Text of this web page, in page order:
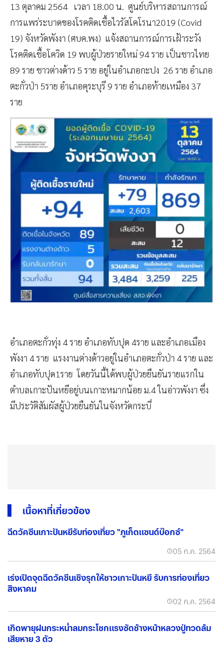
13 ตุลาคม 2564 เวลา 18.00 น. ศูนย์บริหารสถานการณ์
การแพร่ระบาดของโรคติดเชื้อไวรัสโคโรนา2019 (Covid
19) จังหวัดพังงา (ศบค.พง) แจ้งสถานการณ์การเฝ้าระวัง
โรคติดเชื้อโควิด 19 พบผู้ป่วยรายใหม่ 94 ราย เป็นชาวไทย
89 ราย ชาวต่างด้าว 5 ราย อยู่ในอำเภอกะปง 26 ราย อำเภอ
ตะกั่วป่า 5ราย อำเภอคุระบุรี 9 ราย อำเภอท้ายเหมือง 37
ราย
อำเภอตะกั่วทุ่ง 4 ราย อำเภอทับปุด 4ราย และอำเภอเมือง
พังงา 4 ราย แรงงานต่างด้าวอยู่ในอำเภอตะกั่วป่า 4 ราย และ
อำเภอทับปุด1ราย โดยวันนี้ได้พบผู้ป่วยยืนยันรายแรกใน
ตำบลเกาะปันหยีอยู่บนเกาะหมากน้อย ม.4 ในอ่าวพังงา ซึ่ง
มีประวัติสัมผัสผู้ป่วยยืนยันในจังหวัดกระบี่
เนื้อหาที่เกี่ยวข้อง
ฉีดวัคซีนเกาะปันหยีรับท่องเที่ยว "ภูเก็ตแซนด์บ๊อกซ์"
05 ก.ค. 2564
เร่งเปิดจุดฉีดวัคซีนเชิงรุกให้ชาวเกาะปันหยี รับการท่องเที่ยว
สิงหาคม
02 ก.ค. 2564
เกิดพายุฝนกระหน่ำลมกระโชกแรงซัดช้างหน้าหลวงปู่ทวดล้ม
เสียหาย 3 ตัว